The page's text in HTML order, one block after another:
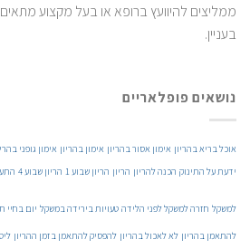
ממליצים להיוועץ ברופא או בעל מקצוע
בעניין.
נושאים פופלאריים
אוכל בריא בהריון אימון אסור בהריון אימון בהריון אימון גופני
ידעת על התינוק הכנה להריון הריון הריון שבוע 1 הריון שבוע 4
למשקל חזרה למשקל לפני הלידה טעויות בירידה במשקל יום בחיי
להתאמן בהריון לא לאכול בהריון להפסיק להתאמן בזמן ההריון